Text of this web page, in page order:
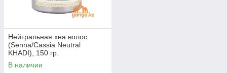
Нейтральная хна волос
(Senna/Cassia Neutral
KHADI), 150 гр.
В наличии